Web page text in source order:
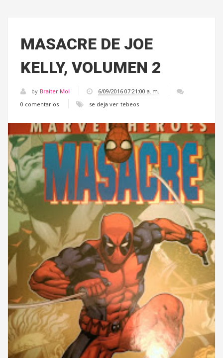
MASACRE DE JOE
KELLY, VOLUMEN 2
by Braiter Mol
6/09/2016 07:21:00 a. m.
0 comentarios
se deja ver tebeos